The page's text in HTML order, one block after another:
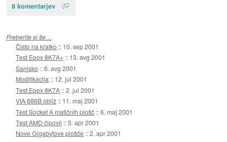
8 komentarjev
Preberite si še…
Čisto na kratko :: 10. sep 2001
Test Epox 8K7A+ :: 13. avg 2001
Sanjsko ::6. avg 2001
Modifikacija :: 12. jul 2001
Test Epox 8K7A ::2. jul 2001
VIA 686B obliž :: 11. maj 2001
Test Socket A matičnih plošč ::6. maj 2001
Test AMD čipovij ::5. apr 2001
Nove Gigabytove plošče ::2. apr 2001